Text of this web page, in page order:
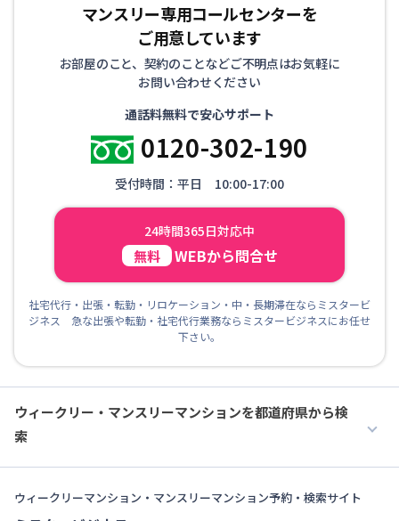
マンスリー専用コールセンターを
ご用意しています
お部屋のこと、契約のことなどご不明点はお気軽に
お問い合わせください
通話料無料で安心サポート
0120-302-190
受付時間：平日 10:00-17:00
24時間365日対応中
無料 WEBから問合せ
社宅代行・出張・転勤・リロケーション・中・長期滞在ならミスタービ
ジネス 急な出張や転勤・社宅代行業務ならミスタービジネスにお任せ
下さい。
ウィークリー・マンスリーマンションを都道府県から検
索
ウィークリーマンション・マンスリーマンション予約・検索サイト